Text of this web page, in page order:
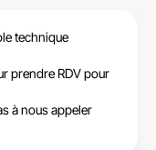
technique
prendre RDV pour
à nous appeler